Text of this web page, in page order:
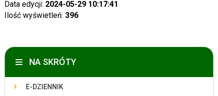
Data edycji: 2024-05-29 10:17:41
Ilość wyświetleń: 396
NA SKRÓTY
E-DZIENNIK